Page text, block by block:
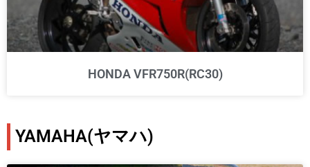
HONDA VFR750R(RC30)
YAMAHA(ヤマハ)